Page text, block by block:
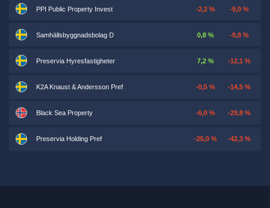
PPI Public Property Invest -2,2 % -9,0 %
Samhällsbyggnadsbolag D 0,8 % -9,8 %
Preservia Hyresfastigheter 7,2 % -12,1 %
K2A Knaust & Andersson Pref -0,5 % -14,5 %
Black Sea Property -6,0 % -29,8 %
Preservia Holding Pref -25,0 % -42,3 %